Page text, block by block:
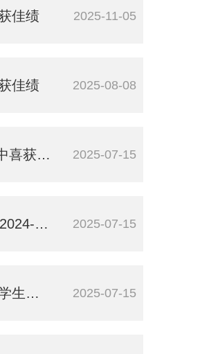
佳绩 2025-11-05
佳绩 2025-08-08
佳绩 2025-07-15
师培训 2025-07-15
仪式 2025-07-15